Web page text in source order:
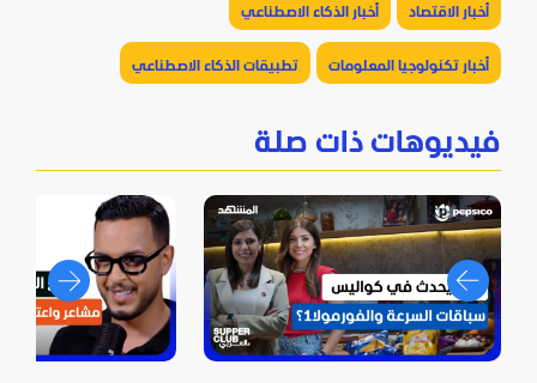
أخبار الاقتصاد أخبار الذكاء الاصطناعي
أخبار تكنولوجيا المعلومات تطبيقات الذكاء الاصطناعي
فيديوهات ذات صلة